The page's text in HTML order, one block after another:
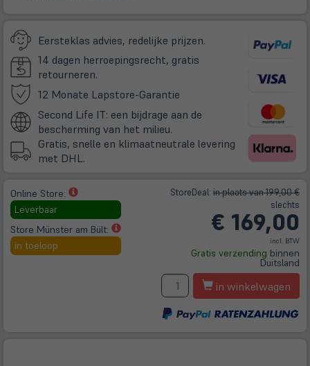
Eersteklas advies, redelijke prijzen.
14 dagen herroepingsrecht, gratis
retourneren.
12 Monate Lapstore-Garantie
neuem
Tab)
Second Life IT: een bijdrage aan de
bescherming van het milieu.
Gratis, snelle en klimaatneutrale levering
met DHL.
Online Store:
(öffnet
neuem
Tab)
Leverbaar
Store Münster am Bült:
(öffnet
in
neuem
in toeloop
StoreDeal: in plaats van 199,00 €
slechts
€ 169,00
incl. BTW
Gratis verzending binnen
Duitsland
in winkelwagen